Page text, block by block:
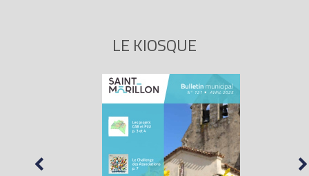
LE KIOSQUE